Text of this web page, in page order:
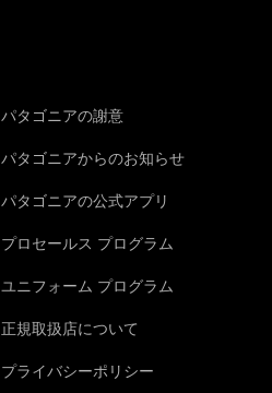
パタゴニアの謝意
パタゴニアからのお知らせ
パタゴニアの公式アプリ
プロセールス プログラム
ユニフォーム プログラム
正規取扱店について
プライバシーポリシー